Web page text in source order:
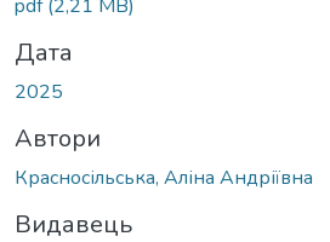
pdf(2,21 MB)
Дата
2025
Автори
Красносільська, Аліна Андріївна
Видавець